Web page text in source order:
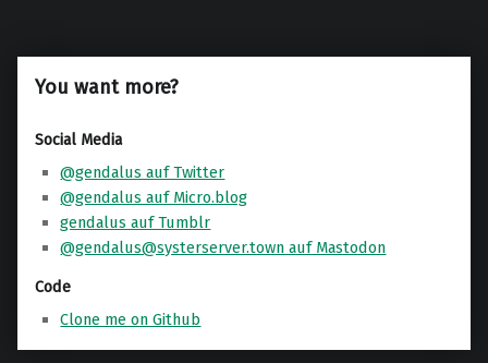
You want more?
Social Media
@gendalus auf Twitter
@gendalus auf Micro.blog
gendalus auf Tumblr
@gendalus@systerserver.town auf Mastodon
Code
Clone me on Github